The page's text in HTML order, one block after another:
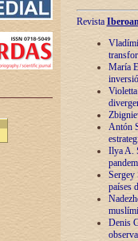
Revista
María
Antón
Ilya A.
Sergey
países
Denis